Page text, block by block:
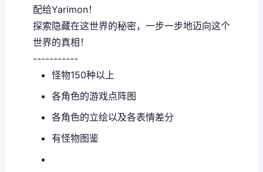
配给Yarimon！
探索隐藏在这世界的秘密，一步一步地迈向这个
世界的真相！
-----------
怪物150种以上
各角色的游戏点阵图
各角色的立绘以及各表情差分
有怪物图鉴